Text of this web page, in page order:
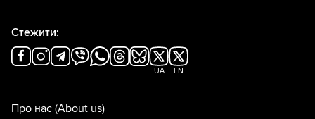
Стежити:
UA EN
Про нас (About us)